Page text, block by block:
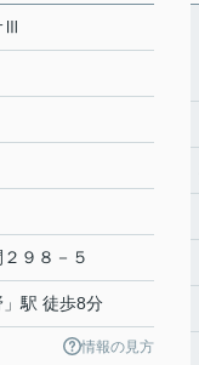
Ⅲ
２９８－５
」駅 徒歩8分
情報の見方